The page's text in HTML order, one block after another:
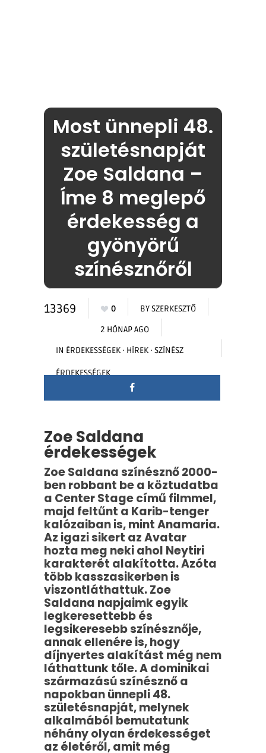
Most ünnepli 48.
születésnapját
Zoe Saldana –
Íme 8 meglepő
érdekesség a
gyönyörű
színésznőről
13369 0 BYSZERKESZTŐ
2 HÓNAP AGO
IN ÉRDEKESSÉGEK · HÍREK · SZÍNÉSZ
ÉRDEKESSÉGEK
Zoe Saldana
érdekességek
Zoe Saldana színésznő 2000-
ben robbant be a köztudatba
a Center Stage című filmmel,
majd feltűnt a Karib-tenger
kalózaiban is, mint Anamaria.
Az igazi sikert az Avatar
hozta meg neki ahol Neytiri
karakterét alakította. Azóta
több kasszasikerben is
viszontláthattuk.Zoe
Saldana napjaimk egyik
legkeresettebb és
legsikeresebb színésznője,
annak ellenére is, hogy
díjnyertes alakítást még nem
láthattunk tőle.A dominikai
származású színésznő a
napokban ünnepli 48.
születésnapját, melynek
alkalmából bemutatunk
néhány olyan érdekességet
az életéről, amit még